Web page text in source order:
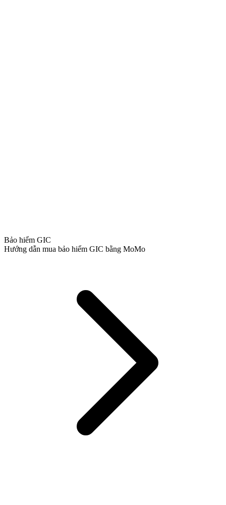
Bảo hiểm GIC
Hướng dẫn mua bảo hiểm GIC bằng MoMo